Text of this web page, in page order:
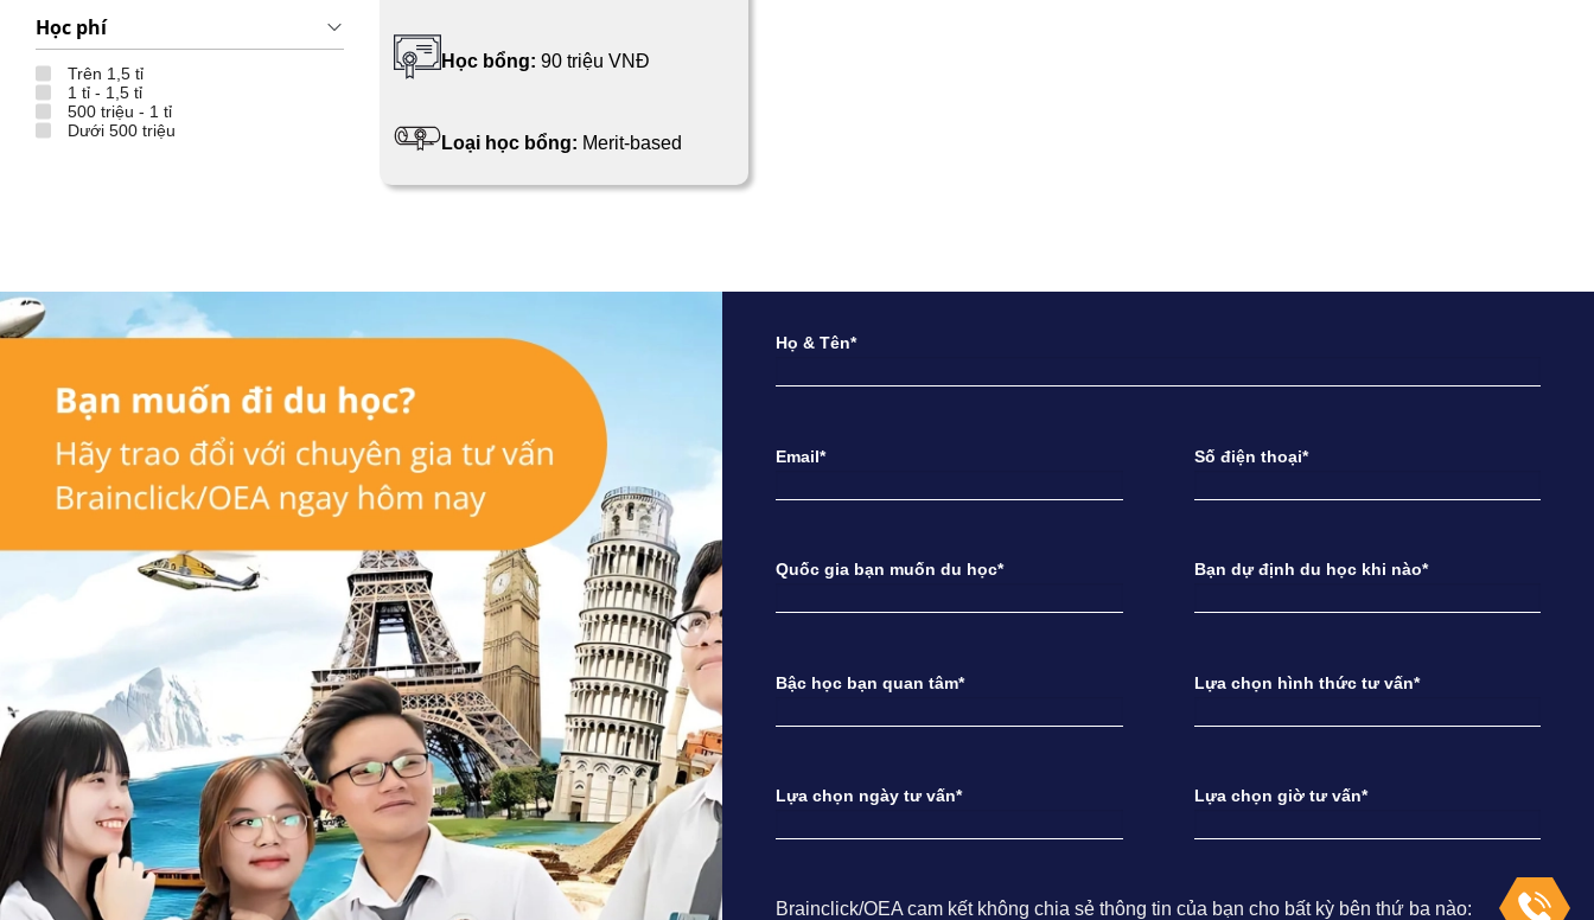
Học phí
Trên 1,5 tỉ
1 tỉ - 1,5 tỉ
500 triệu - 1 tỉ
Dưới 500 triệu
Học bổng: 90 triệu VNĐ
Loại học bổng: Merit-based
Họ & Tên*
Email* Số điện thoại*
Quốc gia bạn muốn du học* Bạn dự định du học khi nào*
Bậc học bạn quan tâm* Lựa chọn hình thức tư vấn*
Lựa chọn ngày tư vấn* Lựa chọn giờ tư vấn*
Brainclick/OEA cam kết không chia sẻ thông tin của bạn cho bất kỳ bên thứ ba nào: